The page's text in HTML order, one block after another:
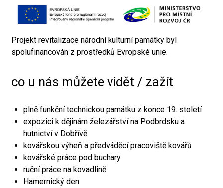
Projekt revitalizace národní kulturní památky byl
spolufinancován z prostředků Evropské unie.
co u nás můžete vidět / zažít
plně funkční technickou památku z konce 19. století
expozici k dějinám železářství na Podbrdsku a
hutnictví v Dobřívě
kovářskou výheň a předváděcí pracoviště kovářů
kovářské práce pod buchary
ruční práce na kovadlině
Hamernický den